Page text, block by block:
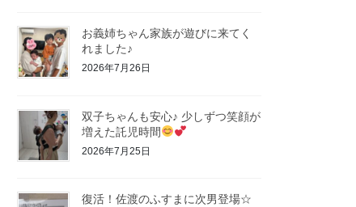
お義姉ちゃん家族が遊びに来てく
れました♪
2026年7月26日
双子ちゃんも安心♪ 少しずつ笑顔が
増えた託児時間
2026年7月25日
復活！佐渡のふすまに次男登場☆